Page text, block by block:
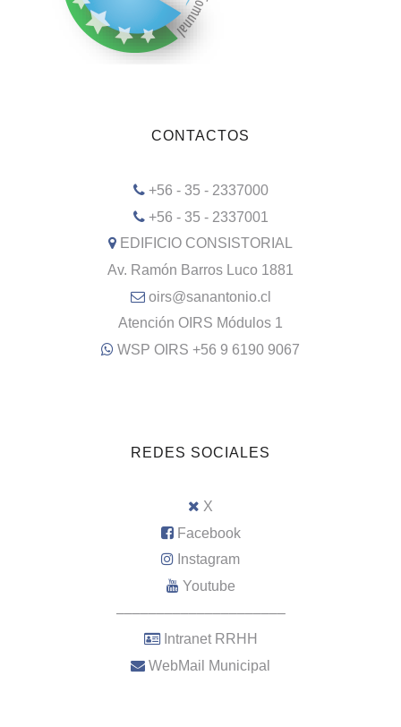
CONTACTOS
+56 - 35 - 2337000
+56 - 35 - 2337001
EDIFICIO CONSISTORIAL
Av. Ramón Barros Luco 1881
oirs@sanantonio.cl
Atención OIRS Módulos 1
WSP OIRS +56 9 6190 9067
REDES SOCIALES
X
Facebook
Instagram
Youtube
–––––––––––––––––––––
Intranet RRHH
WebMail Municipal